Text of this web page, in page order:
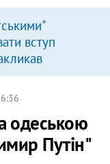
вступ
одеською
Путін"